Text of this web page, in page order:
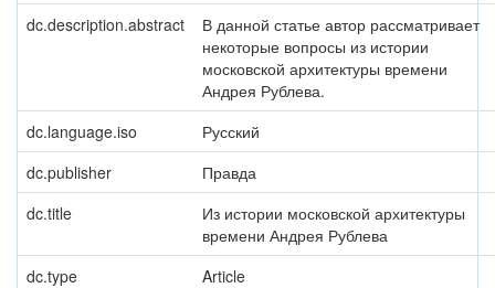
dc.description.abstract
В данной статье автор рассматривает
некоторые вопросы из истории
московской архитектуры времени
Андрея Рублева.
dc.language.iso
Русский
dc.publisher
Правда
dc.title
Из истории московской архитектуры
времени Андрея Рублева
dc.type
Article